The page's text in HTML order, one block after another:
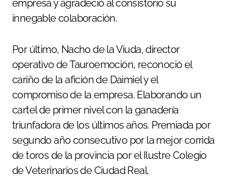
empresa y agradeció al consistorio su
innegable colaboración.
Por último, Nacho de la Viuda, director
operativo de Tauroemoción, reconoció el
cariño de la afición de Daimiel y el
compromiso de la empresa. Elaborando un
cartel de primer nivel con la ganadería
triunfadora de los últimos años. Premiada por
segundo año consecutivo por la mejor corrida
de toros de la provincia por el Ilustre Colegio
de Veterinarios de Ciudad Real.